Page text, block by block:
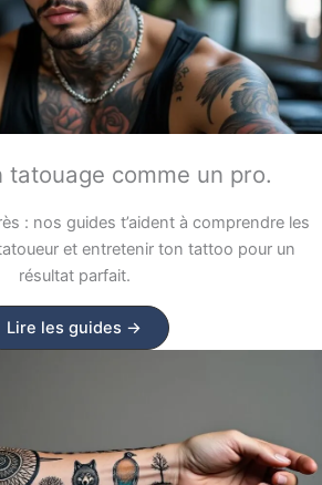
tatouage comme un pro.
: nos guides t’aident à comprendre les
et entretenir ton tattoo pour un
résultat parfait.
Lire les guides →